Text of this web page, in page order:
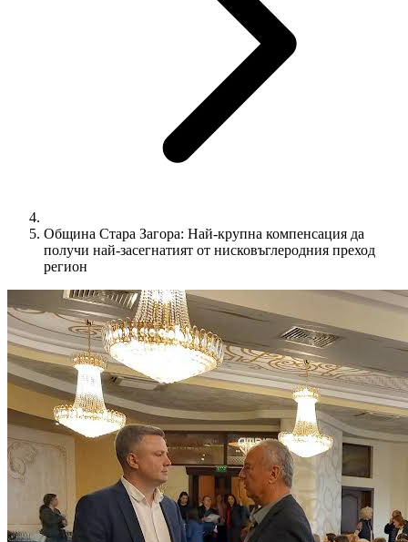
Община Стара Загора: Най-крупна компенсация да
получи най-засегнатият от нисковъглеродния преход
регион